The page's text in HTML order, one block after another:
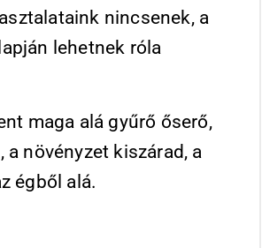
nincsenek, a
lehetnek róla
maga alá gyűrő őserő,
növényzet kiszárad, a
égből alá.